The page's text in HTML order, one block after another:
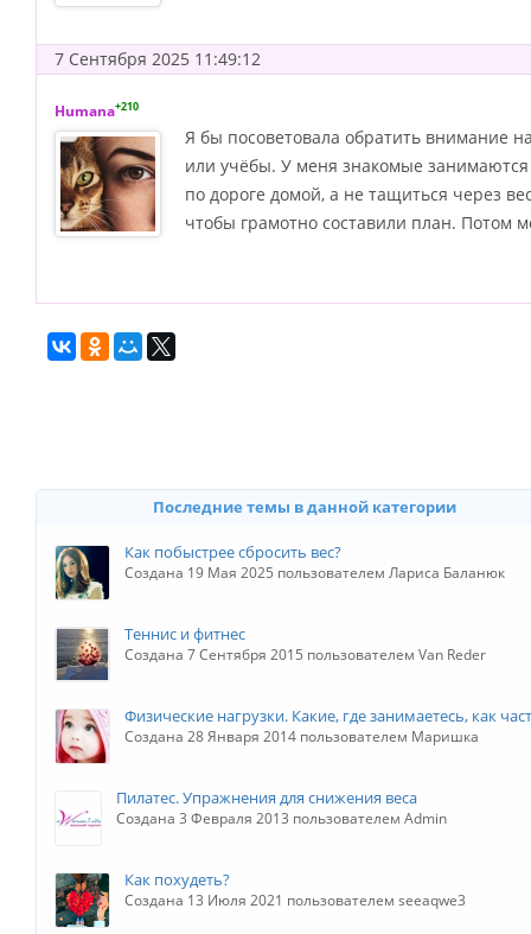
7 Сентября 2025 11:49:12
Humana+210
Я бы посоветовала обратить внимание
или учёбы. У меня знакомые
по дороге домой, а не тащиться через
чтобы грамотно составили план. Потом
Последние темы в данной категории
Как побыстрее сбросить вес?
Создана 19 Мая 2025 пользователем Лариса Баланюк
Теннис и фитнес
Создана 7 Сентября 2015 пользователем Van Reder
Физические нагрузки. Какие, где занимаетесь, как
Создана 28 Января 2014 пользователем Маришка
Пилатес. Упражнения для снижения веса
Создана 3 Февраля 2013 пользователем Admin
Как похудеть?
Создана 13 Июля 2021 пользователем seeaqwe3